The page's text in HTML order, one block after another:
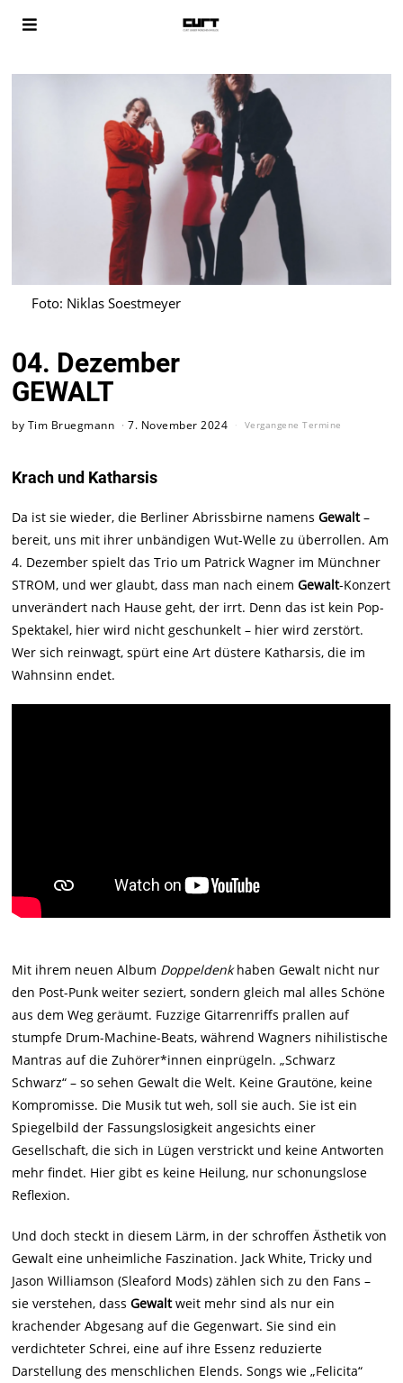
Foto: Niklas Soestmeyer
04. Dezember
GEWALT
by Tim Bruegmann 7. November 2024 Vergangene Termine
Krach und Katharsis
Da ist sie wieder, die Berliner Abrissbirne namensGewalt–
bereit, uns mit ihrer unbändigen Wut-Welle zu überrollen. Am
4. Dezember spielt das Trio um Patrick Wagner im Münchner
STROM, und wer glaubt, dass man nach einemGewalt-Konzert
unverändert nach Hause geht, der irrt. Denn das ist kein Pop-
Spektakel, hier wird nicht geschunkelt – hier wird zerstört.
Wer sich reinwagt, spürt eine Art düstere Katharsis, die im
Wahnsinn endet.
Mit ihrem neuen Album Doppeldenkhaben Gewalt nicht nur
den Post-Punk weiter seziert, sondern gleich mal alles Schöne
aus dem Weg geräumt. Fuzzige Gitarrenriffs prallen auf
stumpfe Drum-Machine-Beats, während Wagners nihilistische
Mantras auf die Zuhörer*innen einprügeln. „Schwarz
Schwarz“ – so sehen Gewalt die Welt. Keine Grautöne, keine
Kompromisse. Die Musik tut weh, soll sie auch. Sie ist ein
Spiegelbild der Fassungslosigkeit angesichts einer
Gesellschaft, die sich in Lügen verstrickt und keine Antworten
mehr findet. Hier gibt es keine Heilung, nur schonungslose
Reflexion.
Und doch steckt in diesem Lärm, in der schroffen Ästhetik von
Gewalt eine unheimliche Faszination. Jack White, Tricky und
Jason Williamson (Sleaford Mods) zählen sich zu den Fans –
sie verstehen, dassGewaltweit mehr sind als nur ein
krachender Abgesang auf die Gegenwart. Sie sind ein
verdichteter Schrei, eine auf ihre Essenz reduzierte
Darstellung des menschlichen Elends. Songs wie „Felicita“